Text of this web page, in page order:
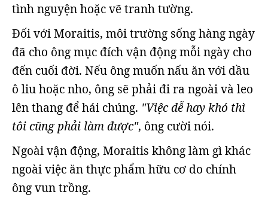
tình nguyện hoặc vẽ tranh tường.
Đối với Moraitis, môi trường sống hàng ngày
đã cho ông mục đích vận động mỗi ngày cho
đến cuối đời. Nếu ông muốn nấu ăn với dầu
ô liu hoặc nho, ông sẽ phải đi ra ngoài và leo
lên thang để hái chúng. "Việc dễ hay khó thì
tôi cũng phải làm được", ông cười nói.
Ngoài vận động, Moraitis không làm gì khác
ngoài việc ăn thực phẩm hữu cơ do chính
ông vun trồng.